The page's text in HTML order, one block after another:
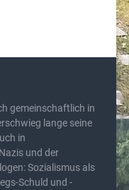
gemeinschaftlich in
lange seine
in
und der
Sozialismus als
Schuld und -